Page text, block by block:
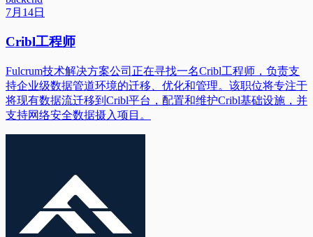
7月14日
Cribl工程师
Fulcrum技术解决方案公司正在寻找一名Cribl工程师，负责支
持企业级数据管道环境的迁移、优化和管理。该职位将专注于
将现有数据流迁移到Cribl平台，配置和维护Cribl基础设施，并
支持网络安全数据摄入项目。